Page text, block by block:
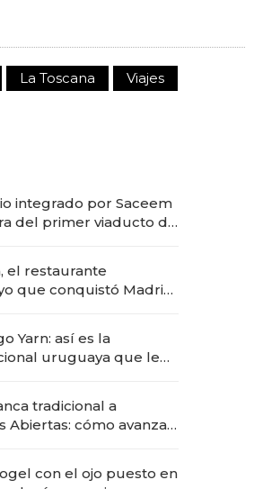
La Toscana Viajes
integrado por Saceem
del primer viaducto de
el restaurante
que conquistó Madrid:
y prepara apertura
Yarn: así es la
uruguaya que le
tradicional a
Abiertas: cómo avanza
con el ojo puesto en